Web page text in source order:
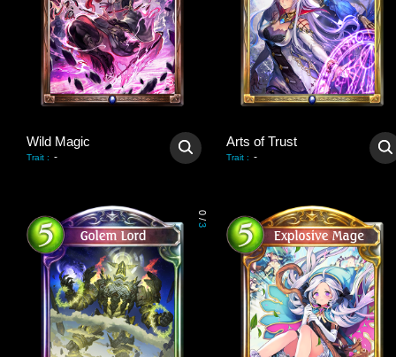
Wild Magic
Trait : -
Arts of Trust
Trait : -
0
/
3